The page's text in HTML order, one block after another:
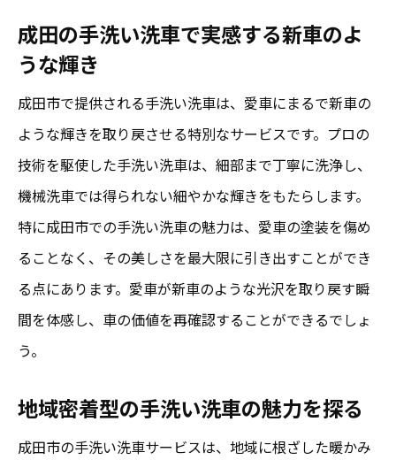
革命
成田市の愛車ケアにおける手洗い洗車の役
割
成田市で手洗い洗車が起こす革命的変化
成田の手洗い洗車で愛車に新たな輝きを
手洗い洗車で実現する愛車の新たな魅力
成田市での手洗い洗車がもたらす輝きの変
成田市で手洗い洗車が生む新たなカーライ
フ
成田の手洗い洗車で実感する新車のよ
うな輝き
成田市で提供される手洗い洗車は、愛車にまるで新車の
ような輝きを取り戻させる特別なサービスです。プロの
技術を駆使した手洗い洗車は、細部まで丁寧に洗浄し、
機械洗車では得られない細やかな輝きをもたらします。
特に成田市での手洗い洗車の魅力は、愛車の塗装を傷め
ることなく、その美しさを最大限に引き出すことができ
る点にあります。愛車が新車のような光沢を取り戻す瞬
間を体感し、車の価値を再確認することができるでしょ
う。
地域密着型の手洗い洗車の魅力を探る
成田市の手洗い洗車サービスは、地域に根ざした暖かみ